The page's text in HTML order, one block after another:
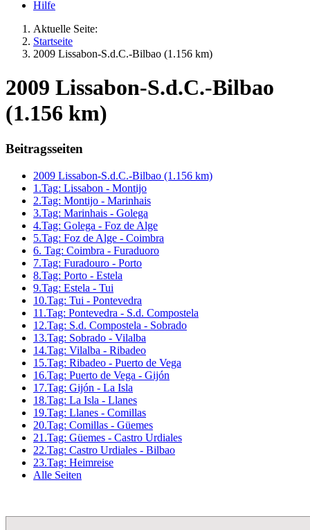
Hilfe
Aktuelle Seite:
Startseite
2009 Lissabon-S.d.C.-Bilbao (1.156 km)
2009 Lissabon-S.d.C.-Bilbao
(1.156 km)
Beitragsseiten
2009 Lissabon-S.d.C.-Bilbao (1.156 km)
1.Tag: Lissabon - Montijo
2.Tag: Montijo - Marinhais
3.Tag: Marinhais - Golega
4.Tag: Golega - Foz de Alge
5.Tag: Foz de Alge - Coimbra
6. Tag: Coimbra - Furaduoro
7.Tag: Furadouro - Porto
8.Tag: Porto - Estela
9.Tag: Estela - Tui
10.Tag: Tui - Pontevedra
11.Tag: Pontevedra - S.d. Compostela
12.Tag: S.d. Compostela - Sobrado
13.Tag: Sobrado - Vilalba
14.Tag: Vilalba - Ribadeo
15.Tag: Ribadeo - Puerto de Vega
16.Tag: Puerto de Vega - Gijón
17.Tag: Gijón - La Isla
18.Tag: La Isla - Llanes
19.Tag: Llanes - Comillas
20.Tag: Comillas - Güemes
21.Tag: Güemes - Castro Urdiales
22.Tag: Castro Urdiales - Bilbao
23.Tag: Heimreise
Alle Seiten